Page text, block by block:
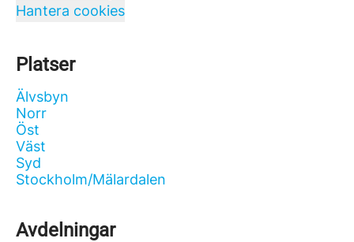
Hantera cookies
Platser
Älvsbyn
Norr
Öst
Väst
Syd
Stockholm/Mälardalen
Avdelningar